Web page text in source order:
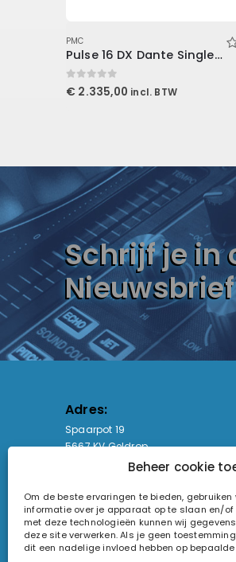
Beheer cookie
Om de beste ervaringen te bieden,
informatie over je apparaat op te slaan en/
met deze technologieën kunnen wij
deze site verwerken. Als je geen
dit een nadelige invloed hebben op
PMC
Pulse 16 DX Dante Singlemode
0out of 5
€ 2.335,00 incl. BTW
Schrijf je in
Nieuwsbrief
Adres:
Spaarpot 19
5667 KV Geldrop
sales@lightandsound.store
KvK-nummer: 60857196
Btw-nummer: NL854090368B01